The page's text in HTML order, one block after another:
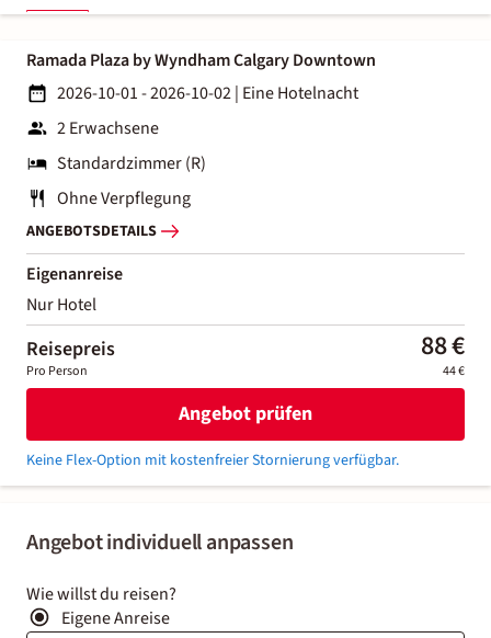
Angebot individuell anpassen
Wie willst du reisen?
Eigene Anreise
Ramada Plaza by Wyndham Calgary Downtown
2026-10-01 - 2026-10-02| Eine Hotelnacht
2 Erwachsene
Standardzimmer (R)
Ohne Verpflegung
ANGEBOTSDETAILS
Eigenanreise
Nur Hotel
Reisepreis 88 €
Pro Person 44 €
Angebot prüfen
Keine Flex-Option mit kostenfreier Stornierung verfügbar.